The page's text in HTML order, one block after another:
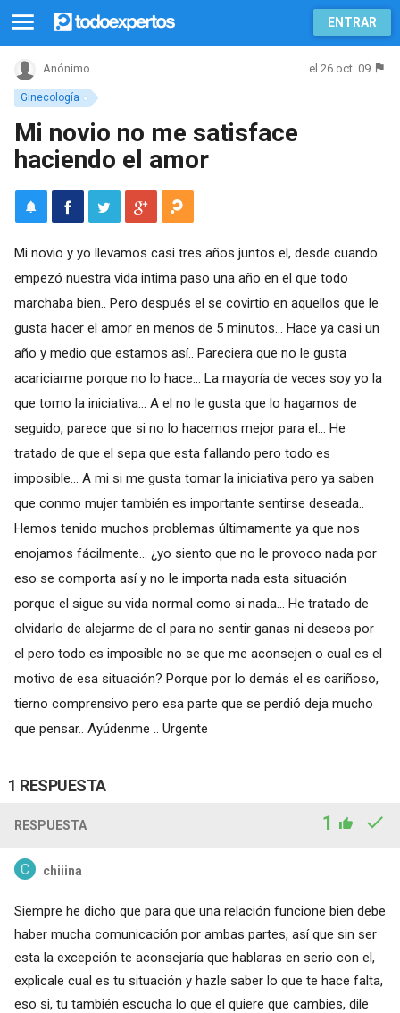
ENTRAR
Ginecología
Anónimo el 26 oct. 09
Mi novio no me satisface
haciendo el amor
Mi novio y yo llevamos casi tres años juntos el, desde cuando
empezó nuestra vida intima paso una año en el que todo
marchaba bien.. Pero después el se covirtio en aquellos que le
gusta hacer el amor en menos de 5 minutos... Hace ya casi un
año y medio que estamos así.. Pareciera que no le gusta
acariciarme porque no lo hace... La mayoría de veces soy yo la
que tomo la iniciativa... A el no le gusta que lo hagamos de
seguido, parece que si no lo hacemos mejor para el... He
tratado de que el sepa que esta fallando pero todo es
imposible... A mi si me gusta tomar la iniciativa pero ya saben
que conmo mujer también es importante sentirse deseada..
Hemos tenido muchos problemas últimamente ya que nos
enojamos fácilmente... ¿yo siento que no le provoco nada por
eso se comporta así y no le importa nada esta situación
porque el sigue su vida normal como si nada... He tratado de
olvidarlo de alejarme de el para no sentir ganas ni deseos por
el pero todo es imposible no se que me aconsejen o cual es el
motivo de esa situación? Porque por lo demás el es cariñoso,
tierno comprensivo pero esa parte que se perdió deja mucho
que pensar.. Ayúdenme .. Urgente
1 RESPUESTA
RESPUESTA 1
chiiina
Siempre he dicho que para que una relación funcione bien debe
haber mucha comunicación por ambas partes, así que sin ser
esta la excepción te aconsejaría que hablaras en serio con el,
explicale cual es tu situación y hazle saber lo que te hace falta,
eso si, tu también escucha lo que el quiere que cambies, dile